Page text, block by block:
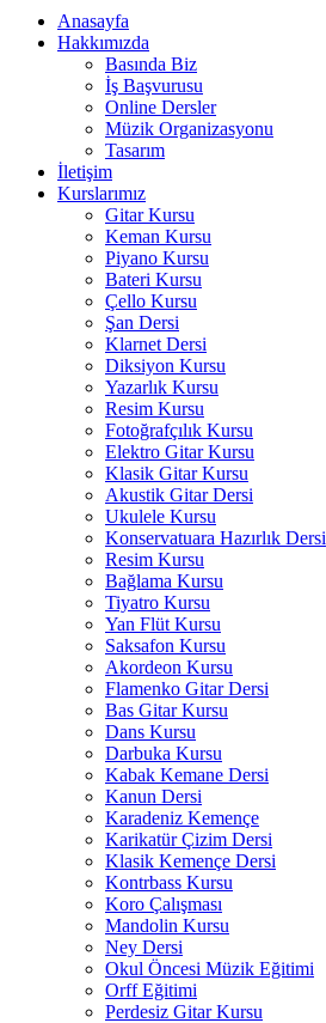
Anasayfa
Hakkımızda
Basında Biz
İş Başvurusu
Online Dersler
Müzik Organizasyonu
Tasarım
İletişim
Kurslarımız
Gitar Kursu
Keman Kursu
Piyano Kursu
Bateri Kursu
Çello Kursu
Şan Dersi
Klarnet Dersi
Diksiyon Kursu
Yazarlık Kursu
Resim Kursu
Fotoğrafçılık Kursu
Elektro Gitar Kursu
Klasik Gitar Kursu
Akustik Gitar Dersi
Ukulele Kursu
Konservatuara Hazırlık Dersi
Resim Kursu
Bağlama Kursu
Tiyatro Kursu
Yan Flüt Kursu
Saksafon Kursu
Akordeon Kursu
Flamenko Gitar Dersi
Bas Gitar Kursu
Dans Kursu
Darbuka Kursu
Kabak Kemane Dersi
Kanun Dersi
Karadeniz Kemençe
Karikatür Çizim Dersi
Klasik Kemençe Dersi
Kontrbass Kursu
Koro Çalışması
Mandolin Kursu
Ney Dersi
Okul Öncesi Müzik Eğitimi
Orff Eğitimi
Perdesiz Gitar Kursu